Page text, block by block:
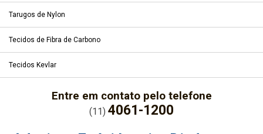
Tarugos de Nylon
Tecidos de Fibra de Carbono
Tecidos Kevlar
Entre em contato pelo telefone
(11) 4061-1200